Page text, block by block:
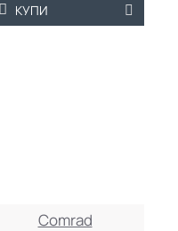
КУПИ
ТРАЙНО НИСКА
Comrad